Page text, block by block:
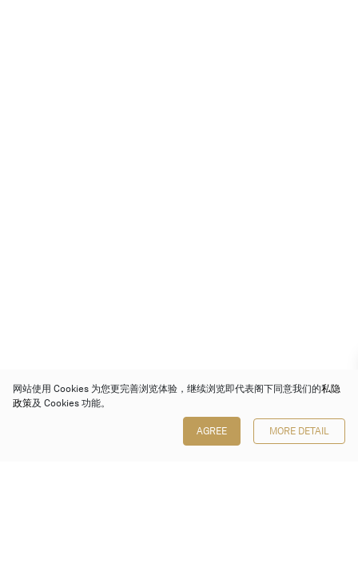
网站使用 Cookies 为您更完善浏览体验，继续浏览即代表阁下同意我们的私隐
政策及 Cookies 功能。
AGREE MORE DETAIL